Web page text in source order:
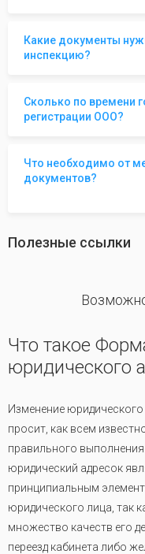
Какие документы
инспекцию?
Сколько по времени
регистрации ООО?
Что необходимо от
документов?
Полезные ссылки
Что такое
юридического
Изменение
просит, как всем
правильного
юридический адресок
принципиальным
юридического лица, так
множество качеств его
переезд кабинета либо